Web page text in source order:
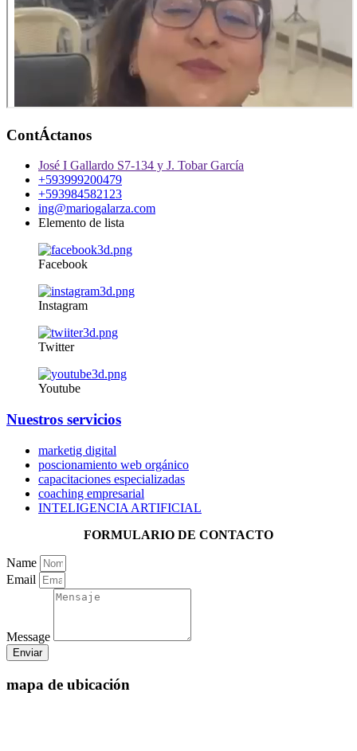
ContÁctanos
José I Gallardo S7-134 y J. Tobar García
+593999200479
+593984582123
ing@mariogalarza.com
Elemento de lista
Facebook
Instagram
Twitter
Youtube
Nuestros servicios
marketig digital
poscionamiento web orgánico
capacitaciones especializadas
coaching empresarial
INTELIGENCIA ARTIFICIAL
FORMULARIO DE CONTACTO
Name
Email
Message
Enviar
mapa de ubicación